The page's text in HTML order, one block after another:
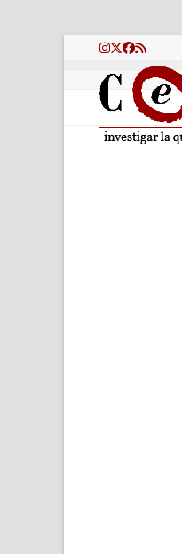
Instagram
Twitter
Facebook
RSS